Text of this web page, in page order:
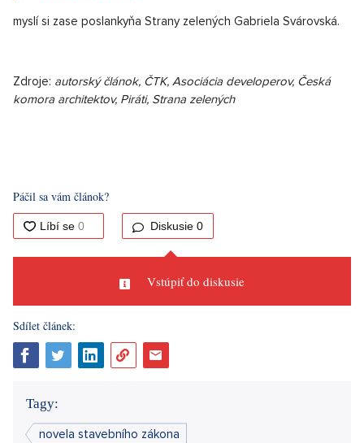
myslí si zase poslankyňa Strany zelených Gabriela Svárovská.
Zdroje: autorský článok, ČTK, Asociácia developerov, Česká
komora architektov, Piráti, Strana zelených
Páčil sa vám článok?
Diskusie 0
Vstúpiť do diskusie
Sdílet článek:
Tagy:
novela stavebního zákona